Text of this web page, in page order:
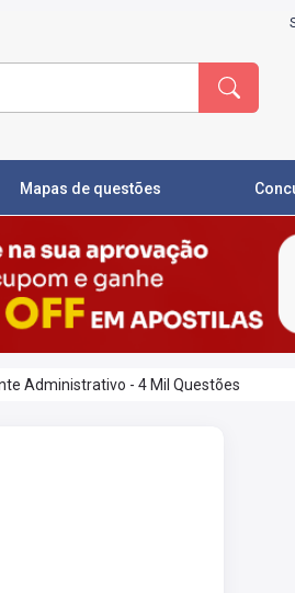
Mapas de questões
Administrativo - 4 Mil Questões